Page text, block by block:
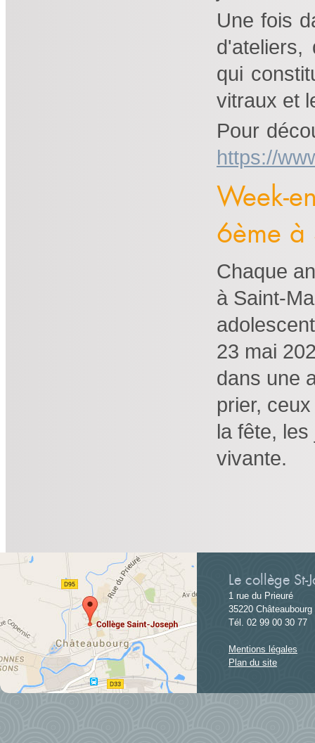
Une fois
d'ateliers,
qui
vitraux et
Pour
https://
Week-
6ème à
Chaque
à Saint-
23 mai
dans une
prier,
la fête,
vivante.
Le collège St-
1 rue du Prieuré
35220 Châteaubourg
Tél. 02 99 00 30 77
Mentions légales
Plan du site